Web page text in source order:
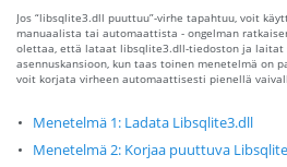
Jos “libsqlite3.dll puuttuu”-virhe tapahtuu, voit
manuaalista tai automaattista - ongelman
olettaa, että lataat libsqlite3.dll-tiedoston ja laitat
asennuskansioon, kun taas toinen menetelmä on
voit korjata virheen automaattisesti pienellä
Menetelmä 1: Ladata Libsqlite3.dll
Menetelmä 2: Korjaa puuttuva